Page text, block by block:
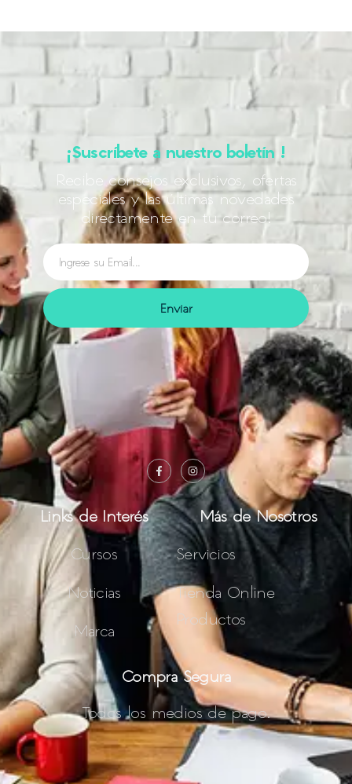
¡Suscríbete a nuestro boletín !
Recibe consejos exclusivos, ofertas
especiales y las últimas novedades
directamente en tu correo!
Enviar
Links de Interés
Cursos
Noticias
Marca
Más de Nosotros
Servicios
Tienda Online
Productos
Compra Segura
Todos los medios de pago.